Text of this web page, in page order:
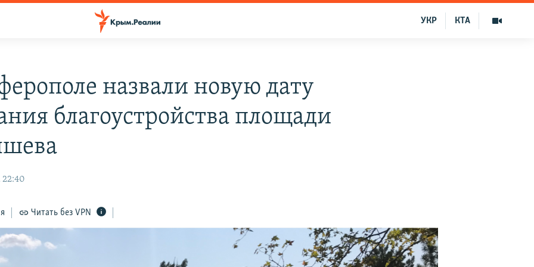
КТА
УКР
назвали новую дату
благоустройства площади
22:40
Читать без VPN